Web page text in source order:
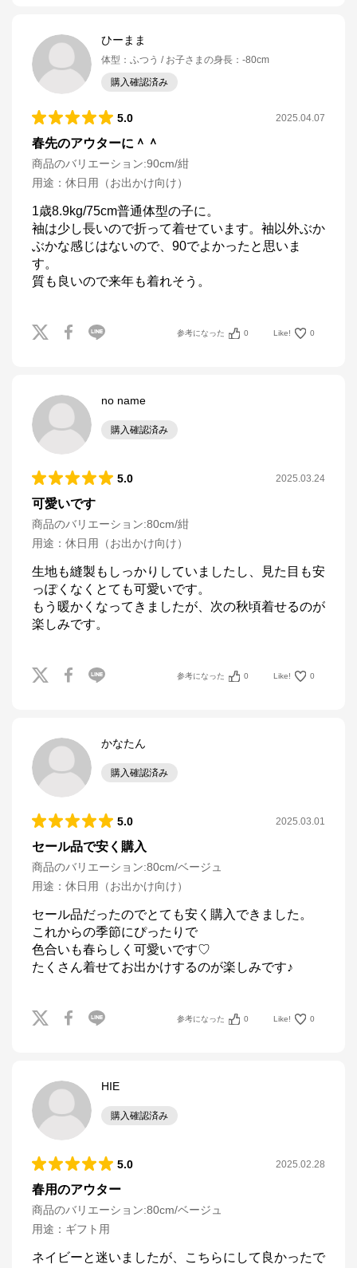
ひーまま
体型 ： ふつう お子さまの身長 ： -80cm
購入確認済み
5.0 2025.04.07
春先のアウターに＾＾
商品のバリエーション:90cm/紺
用途 ： 休日用（お出かけ向け）
1歳8.9kg/75cm普通体型の子に。
袖は少し長いので折って着せています。袖以外ぶか
ぶかな感じはないので、90でよかったと思いま
す。
質も良いので来年も着れそう。
参考になった 0 Like! 0
no name
購入確認済み
5.0 2025.03.24
可愛いです
商品のバリエーション:80cm/紺
用途 ： 休日用（お出かけ向け）
生地も縫製もしっかりしていましたし、見た目も安
っぽくなくとても可愛いです。
もう暖かくなってきましたが、次の秋頃着せるのが
楽しみです。
参考になった 0 Like! 0
かなたん
購入確認済み
5.0 2025.03.01
セール品で安く購入
商品のバリエーション:80cm/ベージュ
用途 ： 休日用（お出かけ向け）
セール品だったのでとても安く購入できました。
これからの季節にぴったりで
色合いも春らしく可愛いです♡
たくさん着せてお出かけするのが楽しみです♪
参考になった 0 Like! 0
HIE
購入確認済み
5.0 2025.02.28
春用のアウター
商品のバリエーション:80cm/ベージュ
用途 ： ギフト用
ネイビーと迷いましたが、こちらにして良かったで